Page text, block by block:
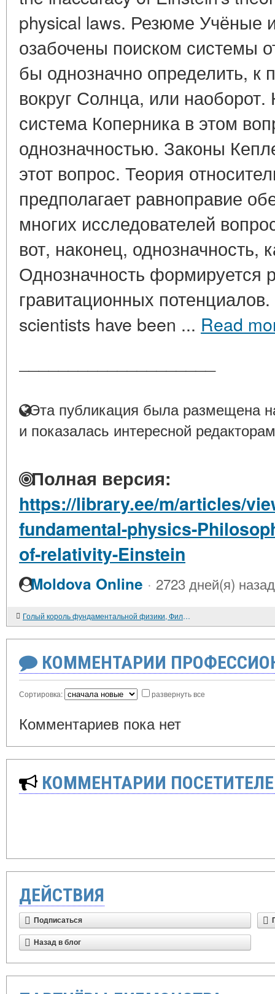
physical laws. Резюме Учёные
озабочены поиском системы
бы однозначно определить, к
вокруг Солнца, или
система Коперника в этом
однозначностью. Законы
этот вопрос. Теория
предполагает равноправие
многих исследователей
вот, наконец, однозначность,
Однозначность формируется
гравитационных
scientists have been ... Read
Эта публикация была размещена
и показалась интересной
Полная версия:
https://library.ee/m/articles/
fundamental-physics-
of-relativity-Einstein
Moldova Online · 2723 дней(я) назад
Голый король фундаментальной физики, Философские ошибки теории относительности Эйнштейна
КОММЕНТАРИИ
Сортировка: развернуть все
Комментариев пока нет
КОММЕНТАРИИ
ДЕЙСТВИЯ
Подписаться
Назад в блог